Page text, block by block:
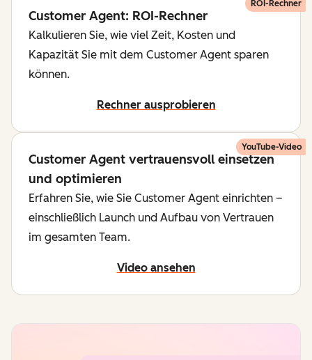
ROI-Rechner
Customer Agent: ROI-Rechner
Kalkulieren Sie, wie viel Zeit, Kosten und
Kapazität Sie mit dem Customer Agent sparen
können.
Rechner ausprobieren
YouTube-Video
Customer Agent vertrauensvoll einsetzen
und optimieren
Erfahren Sie, wie Sie Customer Agent einrichten –
einschließlich Launch und Aufbau von Vertrauen
im gesamten Team.
Video ansehen